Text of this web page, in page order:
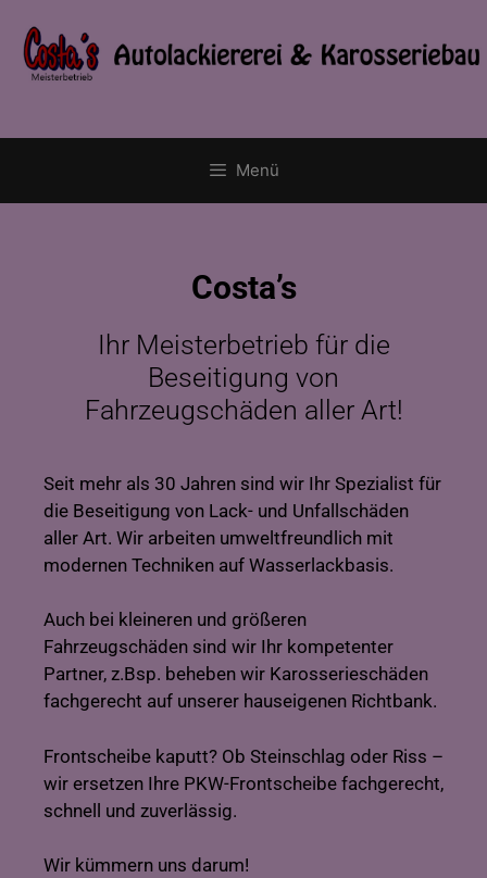
Menü
Costa’s
Ihr Meisterbetrieb für die
Beseitigung von
Fahrzeugschäden aller Art!
Seit mehr als 30 Jahren sind wir Ihr Spezialist für
die Beseitigung von Lack- und Unfallschäden
aller Art. Wir arbeiten umweltfreundlich mit
modernen Techniken auf Wasserlackbasis.
Auch bei kleineren und größeren
Fahrzeugschäden sind wir Ihr kompetenter
Partner, z.Bsp. beheben wir Karosserieschäden
fachgerecht auf unserer hauseigenen Richtbank.
Frontscheibe kaputt? Ob Steinschlag oder Riss –
wir ersetzen Ihre PKW-Frontscheibe fachgerecht,
schnell und zuverlässig.
Wir kümmern uns darum!